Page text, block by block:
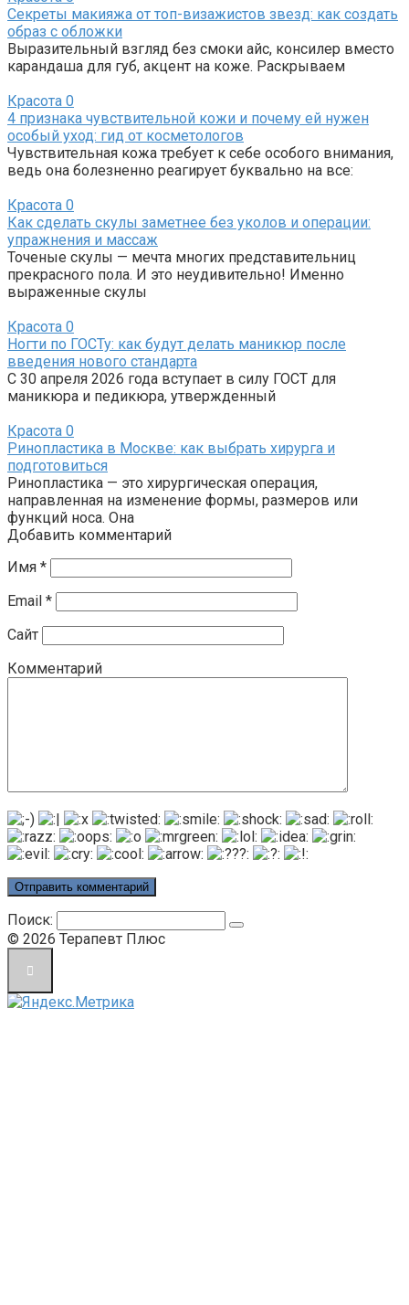
Секреты макияжа от топ-визажистов звезд: как создать
образ с обложки
Выразительный взгляд без смоки айс, консилер вместо
карандаша для губ, акцент на коже. Раскрываем
Красота 0
4 признака чувствительной кожи и почему ей нужен
особый уход: гид от косметологов
Чувствительная кожа требует к себе особого внимания,
ведь она болезненно реагирует буквально на все:
Красота 0
Как сделать скулы заметнее без уколов и операции:
упражнения и массаж
Точеные скулы — мечта многих представительниц
прекрасного пола. И это неудивительно! Именно
выраженные скулы
Красота 0
Ногти по ГОСТу: как будут делать маникюр после
введения нового стандарта
С 30 апреля 2026 года вступает в силу ГОСТ для
маникюра и педикюра, утвержденный
Красота 0
Ринопластика в Москве: как выбрать хирурга и
подготовиться
Ринопластика — это хирургическая операция,
направленная на изменение формы, размеров или
функций носа. Она
Добавить комментарий
Имя *
Email *
Сайт
Комментарий
Поиск:
© 2026 Терапевт Плюс